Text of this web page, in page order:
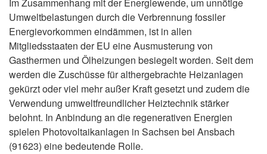
Im Zusammenhang mit der Energiewende, um unnötige
Umweltbelastungen durch die Verbrennung fossiler
Energievorkommen eindämmen, ist in allen
Mitgliedsstaaten der EU eine Ausmusterung von
Gasthermen und Ölheizungen besiegelt worden. Seit dem
werden die Zuschüsse für althergebrachte Heizanlagen
gekürzt oder viel mehr außer Kraft gesetzt und zudem die
Verwendung umweltfreundlicher Heiztechnik stärker
belohnt. In Anbindung an die regenerativen Energien
spielen Photovoltaikanlagen in Sachsen bei Ansbach
(91623) eine bedeutende Rolle.